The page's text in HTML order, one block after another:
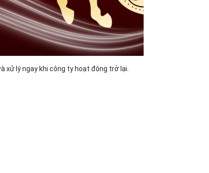
xử lý ngay khi công ty hoạt động trở lại.